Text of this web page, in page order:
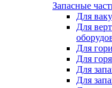
Запасные
Для
Для
Для
Для
Для
Для